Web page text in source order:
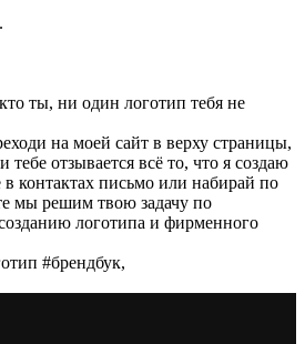
ты, ни один логотип тебя не
на моей сайт в верху страницы,
отзывается всё то, что я создаю
контактах письмо или набирай по
мы решим твою задачу по
логотипа и фирменного
#брендбук,